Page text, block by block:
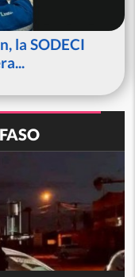
la SODECI